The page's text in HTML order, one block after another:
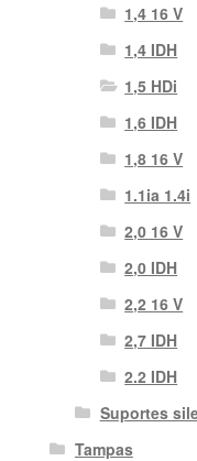
1,4 16 V
1,4 IDH
1,5 HDi
1,6 IDH
1,8 16 V
1.1ia 1.4i
2,0 16 V
2,0 IDH
2,2 16 V
2,7 IDH
2.2 IDH
Suportes
Tampas